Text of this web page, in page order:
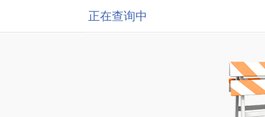
正在查询中